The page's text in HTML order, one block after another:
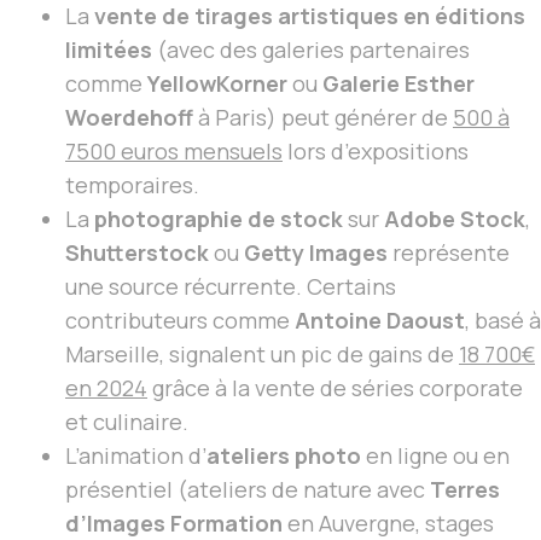
La vente de tirages artistiques en éditions
limitées (avec des galeries partenaires
comme YellowKornerou Galerie Esther
Woerdehoffà Paris) peut générer de 500 à
7500 euros mensuels lors d’expositions
temporaires.
La photographie de stocksur Adobe Stock,
Shutterstockou Getty Images représente
une source récurrente. Certains
contributeurs comme Antoine Daoust, basé à
Marseille, signalent un pic de gains de 18 700€
en 2024 grâce à la vente de séries corporate
et culinaire.
L’animation d’ateliers photo en ligne ou en
présentiel (ateliers de nature avec Terres
d’Images Formation en Auvergne, stages